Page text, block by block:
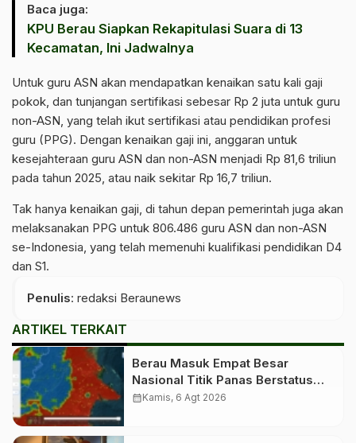
Baca juga:
KPU Berau Siapkan Rekapitulasi Suara di 13
Kecamatan, Ini Jadwalnya
Untuk guru ASN akan mendapatkan kenaikan satu kali gaji
pokok, dan tunjangan sertifikasi sebesar Rp 2 juta untuk guru
non-ASN, yang telah ikut sertifikasi atau pendidikan profesi
guru (PPG). Dengan kenaikan gaji ini, anggaran untuk
kesejahteraan guru ASN dan non-ASN menjadi Rp 81,6 triliun
pada tahun 2025, atau naik sekitar Rp 16,7 triliun.
Tak hanya kenaikan gaji, di tahun depan pemerintah juga akan
melaksanakan PPG untuk 806.486 guru ASN dan non-ASN
se-Indonesia, yang telah memenuhi kualifikasi pendidikan D4
dan S1.
Penulis: redaksi Beraunews
ARTIKEL TERKAIT
Berau Masuk Empat Besar
Nasional Titik Panas Berstatus
Tinggi, Warga Diminta Tingkatkan
calendar_monthKamis, 6 Agt 2026